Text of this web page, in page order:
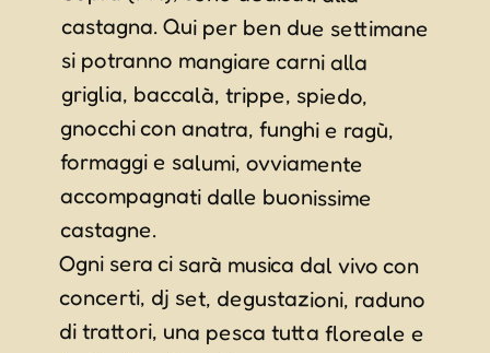
castagne.
Ogni sera ci sarà musica dal vivo con
concerti, dj set, degustazioni, raduno
di trattori, una pesca tutta floreale e